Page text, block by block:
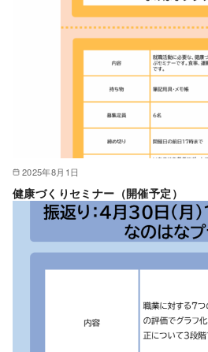
2025年8月1日
健康づくりセミナー（開催予定）